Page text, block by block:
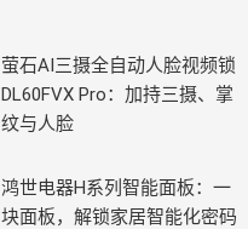
萤石AI三摄全自动人脸视频锁
DL60FVX Pro：加持三摄、掌
纹与人脸
鸿世电器H系列智能面板：一
块面板，解锁家居智能化密码